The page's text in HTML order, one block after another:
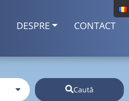
DESPRE CONTACT
Caută